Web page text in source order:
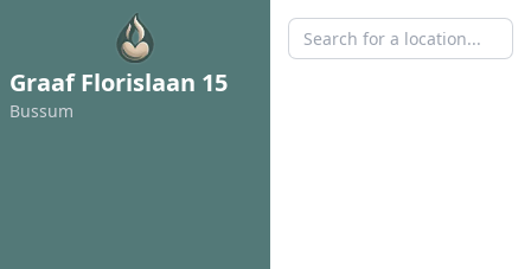
Graaf Florislaan 15
Bussum